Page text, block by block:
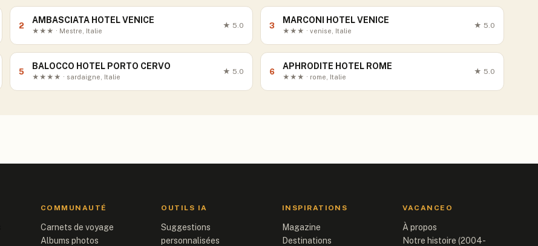
2
AMBASCIATA HOTEL VENICE
★★★ · Mestre, Italie
★ 5.0 3
MARCONI HOTEL VENICE
★★★ · venise, Italie
★ 5.0
5
BALOCCO HOTEL PORTO CERVO
★★★★ · sardaigne, Italie
★ 5.0 6
APHRODITE HOTEL ROME
★★★ · rome, Italie
★ 5.0
COMMUNAUTÉ
Carnets de voyage
Albums photos
OUTILS IA
Suggestions
personnalisées
INSPIRATIONS
Magazine
Destinations
VACANCEO
À propos
Notre histoire (2004-